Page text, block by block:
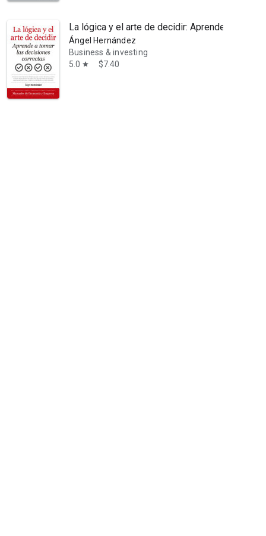
La lógica y el arte de decidir: Aprende a tomar
Ángel Hernández
Business & investing
5.0 star $7.40